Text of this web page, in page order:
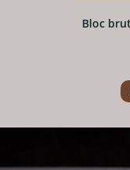
Bloc